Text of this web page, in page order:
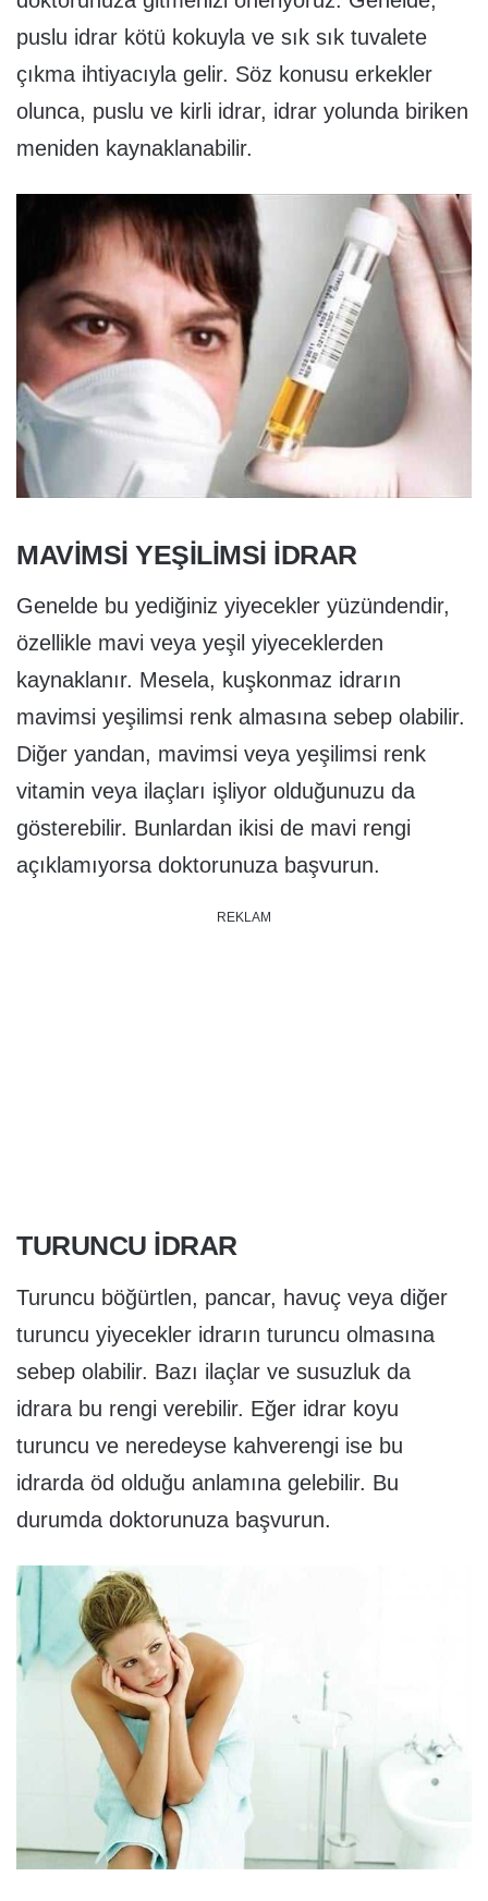
puslu idrar kötü kokuyla ve sık sık tuvalete
çıkma ihtiyacıyla gelir. Söz konusu erkekler
olunca, puslu ve kirli idrar, idrar yolunda biriken
meniden kaynaklanabilir.
MAVIMSI YEŞILIMSI IDRAR
Genelde bu yediğiniz yiyecekler yüzündendir,
özellikle mavi veya yeşil yiyeceklerden
kaynaklanır. Mesela, kuşkonmaz idrarın
mavimsi yeşilimsi renk almasına sebep olabilir.
Diğer yandan, mavimsi veya yeşilimsi renk
vitamin veya ilaçları işliyor olduğunuzu da
gösterebilir. Bunlardan ikisi de mavi rengi
açıklamıyorsa doktorunuza başvurun.
REKLAM
TURUNCU IDRAR
Turuncu böğürtlen, pancar, havuç veya diğer
turuncu yiyecekler idrarın turuncu olmasına
sebep olabilir. Bazı ilaçlar ve susuzluk da
idrara bu rengi verebilir. Eğer idrar koyu
turuncu ve neredeyse kahverengi ise bu
idrarda öd olduğu anlamına gelebilir. Bu
durumda doktorunuza başvurun.